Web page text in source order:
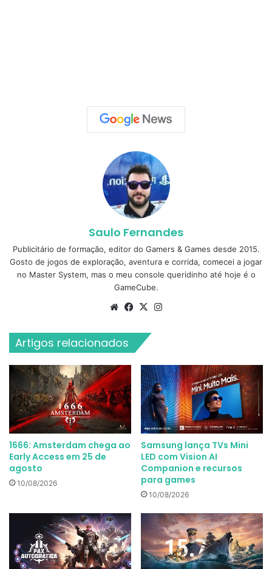
Saulo Fernandes
Publicitário de formação, editor do Gamers & Games desde 2015.
Gosto de jogos de exploração, aventura e corrida, comecei a jogar
no Master System, mas o meu console queridinho até hoje é o
GameCube.
WebsiteFacebook
X
Artigos relacionados
1666: Amsterdam chega ao
Early Access em 25 de
agosto
10/08/2026
Samsung lança TVs Mini
LED com Vision AI
Companion e recursos
para games
10/08/2026